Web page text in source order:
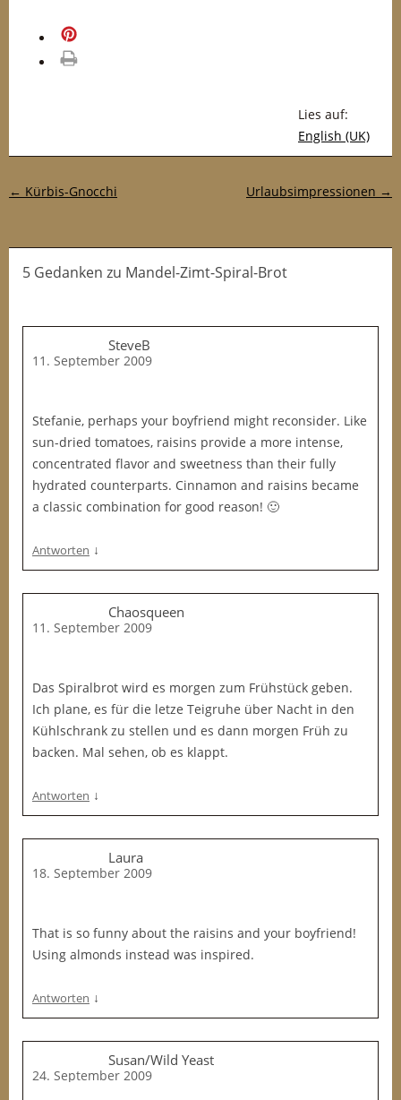
Lies auf:
English (UK)
Post-Navigation
← Kürbis-Gnocchi Urlaubsimpressionen →
5 Gedanken zu Mandel-Zimt-Spiral-Brot
SteveB
11. September 2009
Stefanie, perhaps your boyfriend might reconsider. Like
sun-dried tomatoes, raisins provide a more intense,
concentrated flavor and sweetness than their fully
hydrated counterparts. Cinnamon and raisins became
a classic combination for good reason! 🙂
Antworten ↓
Chaosqueen
11. September 2009
Das Spiralbrot wird es morgen zum Frühstück geben.
Ich plane, es für die letze Teigruhe über Nacht in den
Kühlschrank zu stellen und es dann morgen Früh zu
backen. Mal sehen, ob es klappt.
Antworten ↓
Laura
18. September 2009
That is so funny about the raisins and your boyfriend!
Using almonds instead was inspired.
Antworten ↓
Susan/Wild Yeast
24. September 2009